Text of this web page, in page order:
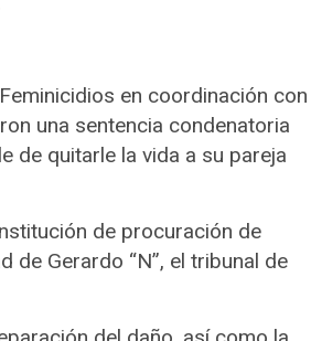
en coordinación con
una sentencia condenatoria
de quitarle la vida a su pareja
de procuración de
Gerardo “N”, el tribunal de